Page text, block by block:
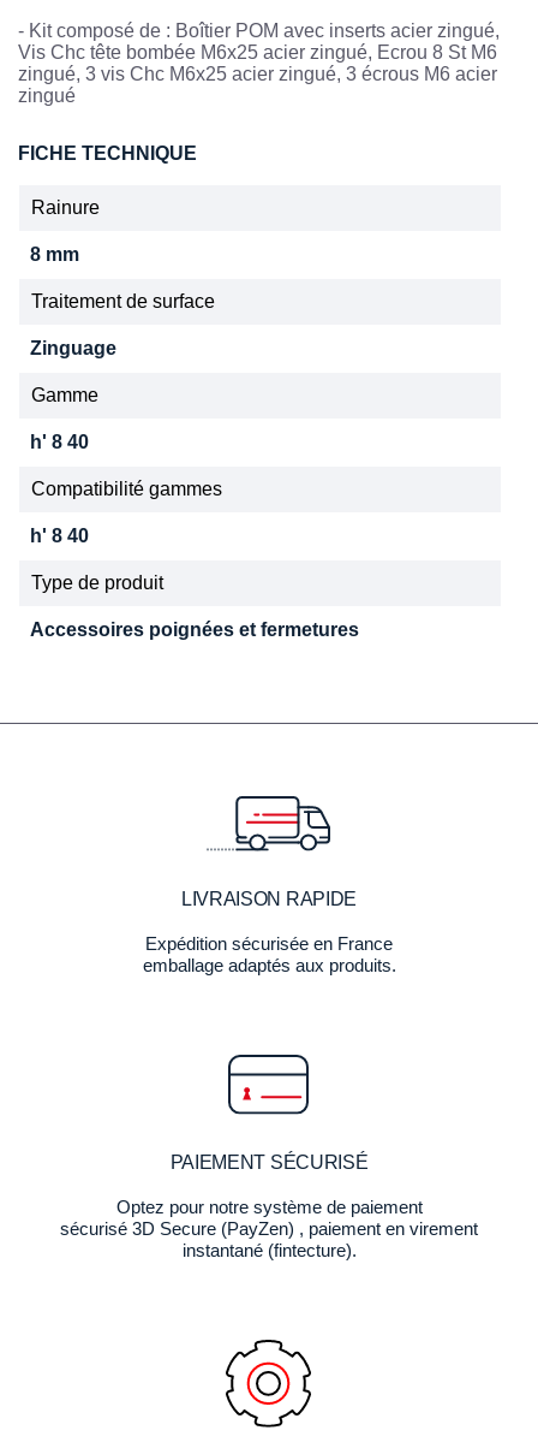
- Kit composé de : Boîtier POM avec inserts acier zingué,
Vis Chc tête bombée M6x25 acier zingué, Ecrou 8 St M6
zingué, 3 vis Chc M6x25 acier zingué, 3 écrous M6 acier
zingué
FICHE TECHNIQUE
Rainure
8 mm
Traitement de surface
Zinguage
Gamme
h' 8 40
Compatibilité gammes
h' 8 40
Type de produit
Accessoires poignées et fermetures
LIVRAISON RAPIDE
Expédition sécurisée en France
emballage adaptés aux produits.
PAIEMENT SÉCURISÉ
Optez pour notre système de paiement
sécurisé 3D Secure (PayZen) , paiement en virement
instantané (fintecture).